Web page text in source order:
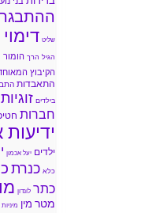
שליט
הגיל הרך הומור
הקיבוץ
התאבדות
בילדים זוגיות
חברות
ילדים יעל אכמון
כלא כנרת
כתר לונדון
מטר מין מיניות